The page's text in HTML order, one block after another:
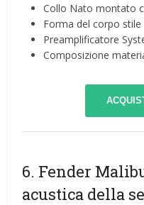
Collo Nato montato
Forma del corpo
Preamplificatore
Composizione
6. Fender
acustica della